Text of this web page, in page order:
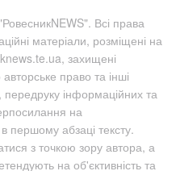
Всі права
матеріали, розміщені на
захищені
право та інші
передруку інформаційних та
на
першому абзаці тексту.
з точкою зору автора, а
на об'єктивність та